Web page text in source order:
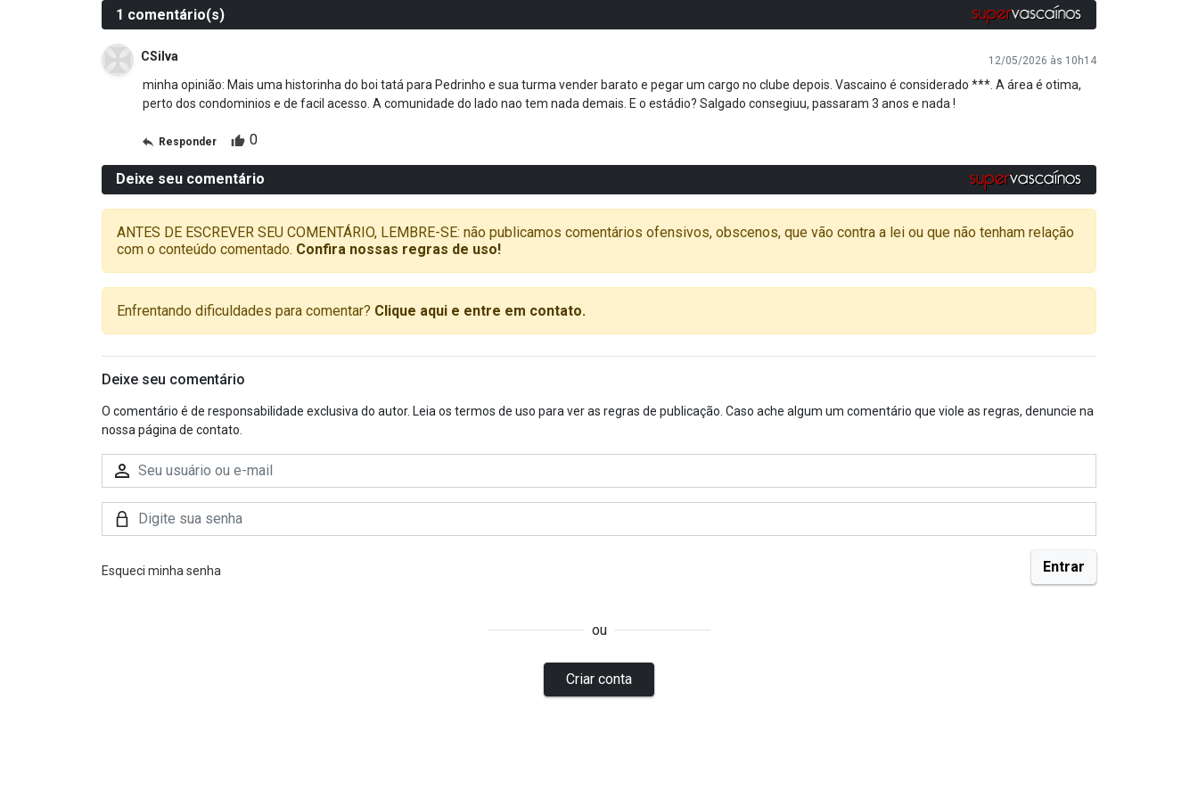
1 comentário(s)
CSilva 12/05/2026 às 10h14
minha opinião: Mais uma historinha do boi tatá para Pedrinho e sua turma vender barato e pegar um cargo no clube depois. Vascaino é considerado ***. A área é otima,
perto dos condominios e de facil acesso. A comunidade do lado nao tem nada demais. E o estádio? Salgado consegiuu, passaram 3 anos e nada !
Responder 0
Deixe seu comentário
ANTES DE ESCREVER SEU COMENTÁRIO, LEMBRE-SE: não publicamos comentários ofensivos, obscenos, que vão contra a lei ou que não tenham relação
com o conteúdo comentado. Confira nossas regras de uso!
Enfrentando dificuldades para comentar? Clique aqui e entre em contato.
Deixe seu comentário
O comentário é de responsabilidade exclusiva do autor. Leia os termos de uso para ver as regras de publicação. Caso ache algum um comentário que viole as regras, denuncie na
nossa página de contato.
Esqueci minha senha
ou
Criar conta